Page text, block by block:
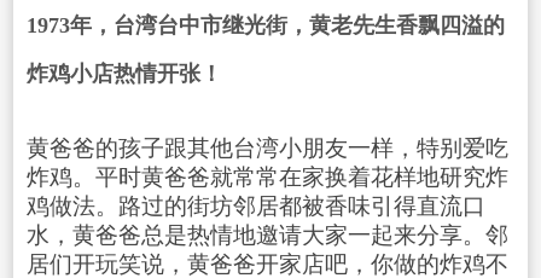
1973年，台湾台中市继光街，黄老先生香飘四溢的
炸鸡小店热情开张！
黄爸爸的孩子跟其他台湾小朋友一样，特别爱吃
炸鸡。平时黄爸爸就常常在家换着花样地研究炸
鸡做法。路过的街坊邻居都被香味引得直流口
水，黄爸爸总是热情地邀请大家一起来分享。邻
居们开玩笑说，黄爸爸开家店吧，你做的炸鸡不